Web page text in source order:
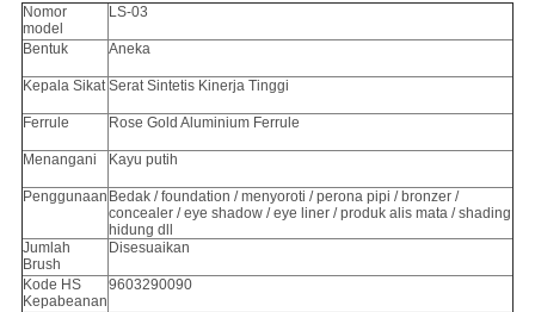
Nomor
model
LS-03
Bentuk Aneka
Kepala Sikat Serat Sintetis Kinerja Tinggi
Ferrule Rose Gold Aluminium Ferrule
Menangani Kayu putih
Penggunaan Bedak / foundation / menyoroti / perona pipi / bronzer /
concealer / eye shadow / eye liner / produk alis mata / shading
hidung dll
Jumlah
Brush
Disesuaikan
Kode HS
Kepabeanan
9603290090